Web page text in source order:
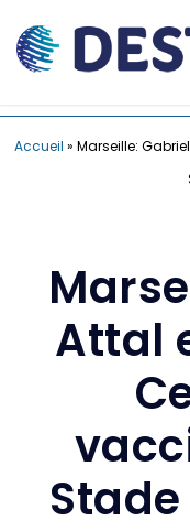
Accueil » Marseille:
Attal